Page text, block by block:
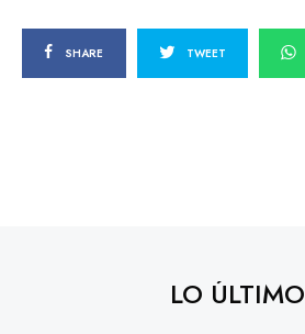
SHARE TWEET
LO ÚLTIMO